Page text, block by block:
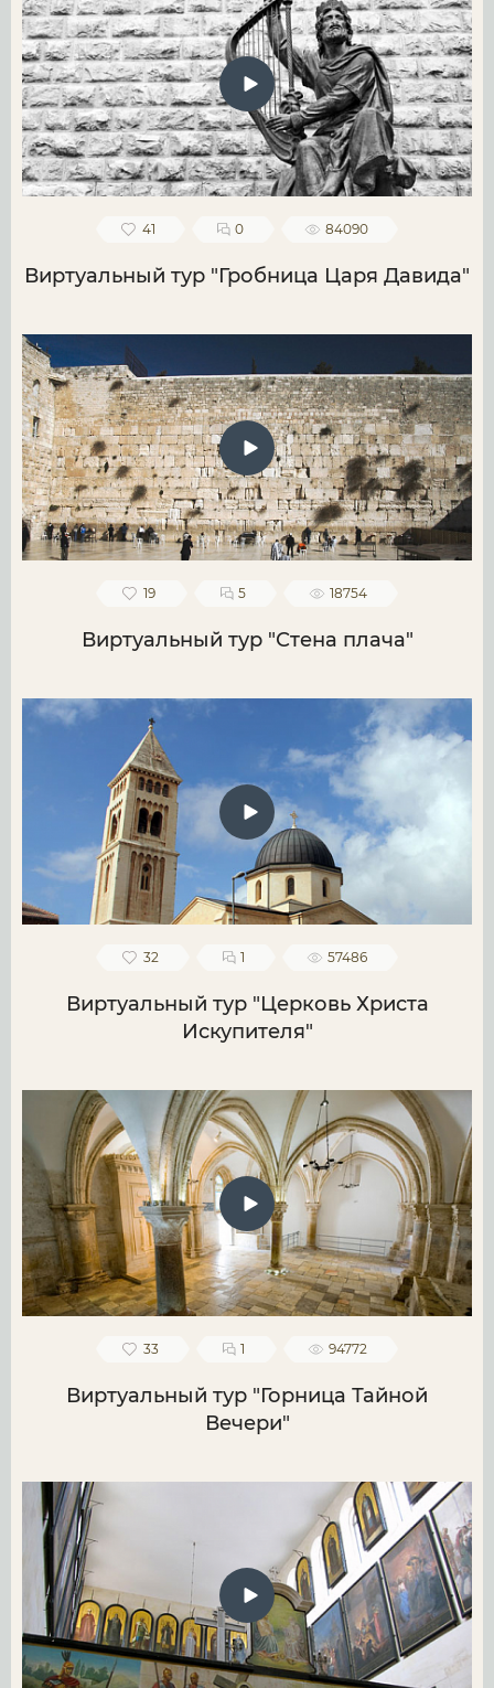
41 0 84090
Виртуальный тур "Гробница Царя Давида"
19 5 18754
Виртуальный тур "Стена плача"
32 1 57486
Виртуальный тур "Церковь Христа
Искупителя"
33 1 94772
Виртуальный тур "Горница Тайной
Вечери"